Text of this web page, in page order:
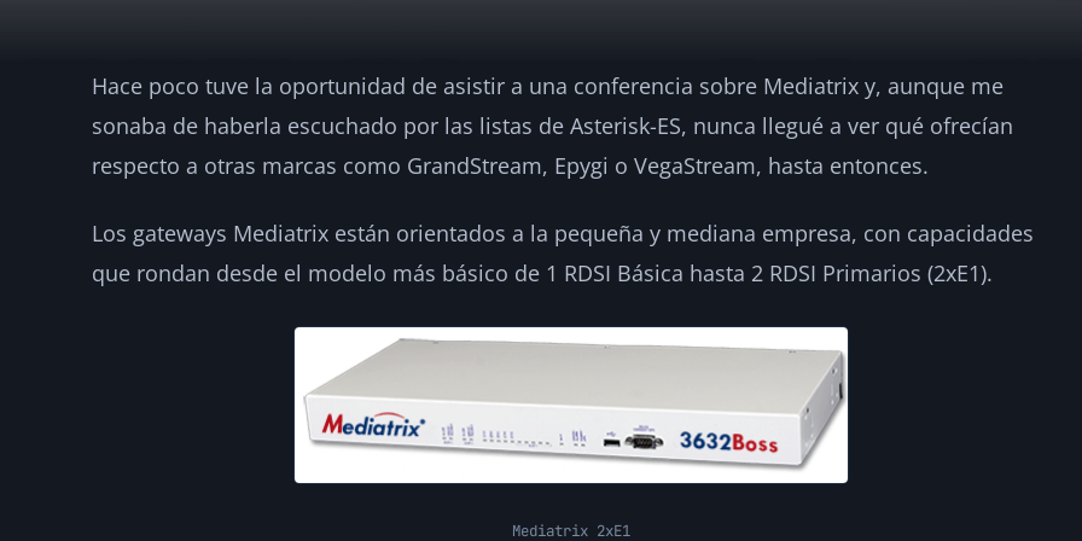
Mediatrix: Gateways potentes y
buen precio
NOTICIAS ·2011-03-07·2 min de lectura·Porhellc2
Hace poco tuve la oportunidad de asistir a una conferencia sobre Mediatrix y, aunque me
sonaba de haberla escuchado por las listas de Asterisk-ES, nunca llegué a ver qué ofrecían
respecto a otras marcas como GrandStream, Epygi o VegaStream, hasta entonces.
Los gateways Mediatrix están orientados a la pequeña y mediana empresa, con capacidades
que rondan desde el modelo más básico de 1 RDSI Básica hasta 2 RDSI Primarios (2xE1).
Mediatrix 2xE1